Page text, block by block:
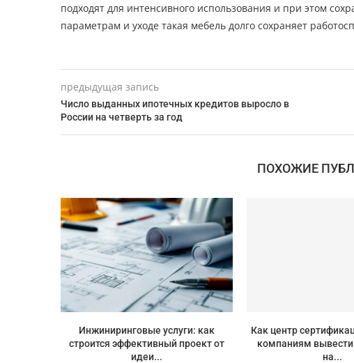
подходят для интенсивного использования и при этом
параметрам и уходе такая мебель долго сохраняет
предыдущая запись
Число выданных ипотечных кредитов выросло в
России на четверть за год
ПОХОЖИЕ
Инжиниринговые услуги: как
строится эффективный проект от
идеи...
Как центр
компаниям
на...